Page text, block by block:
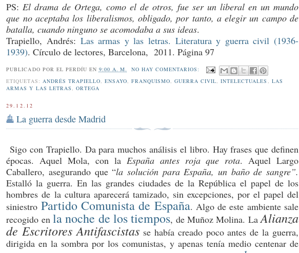
PS:El drama de Ortega, como el de otros, fue ser un liberal en un mundo
que no aceptaba los liberalismos, obligado, por tanto, a elegir un campo de
batalla, cuando ninguno se acomodaba a sus ideas.
Trapiello, Andrés: Las armas y las letras. Literatura y guerra civil (1936-
1939). Círculo de lectores, Barcelona, 2011. Página 97
PUBLICADO POR EL PERDÍU EN 9:00 A. M.
NO HAY COMENTARIOS:
ETIQUETAS: ANDRÉS TRAPIELLO, ENSAYO, FRANQUISMO,GUERRA CIVIL,INTELECTUALES , LAS
ARMAS Y LAS LETRAS, ORTEGA
29.12.12
La guerra desde Madrid
Sigo con Trapiello. Da para muchos análisis el libro. Hay frases que definen
épocas. Aquel Mola, con la España antes roja que rota. Aquel Largo
Caballero, asegurando que “la solución para España, un baño de sangre”.
Estalló la guerra. En las grandes ciudades de la República el papel de los
hombres de la cultura aparecerá tamizado, sin excepciones, por el papel del
siniestro Partido Comunista de España. Algo de este ambiente sale
recogido enla noche de los tiempos, de Muñoz Molina. LaAlianza
de Escritores Antifascistas se había creado poco antes de la guerra,
dirigida en la sombra por los comunistas, y apenas tenía medio centenar de